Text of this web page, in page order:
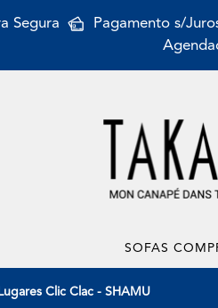
Segura Pagamento s/
SOFAS
Clic Clac - SHAMU